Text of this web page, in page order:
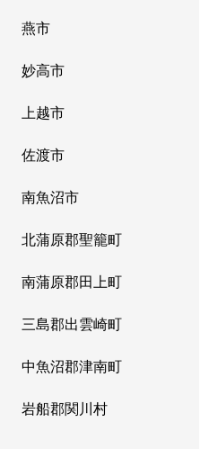
燕市
妙高市
上越市
佐渡市
南魚沼市
北蒲原郡聖籠町
南蒲原郡田上町
三島郡出雲崎町
中魚沼郡津南町
岩船郡関川村